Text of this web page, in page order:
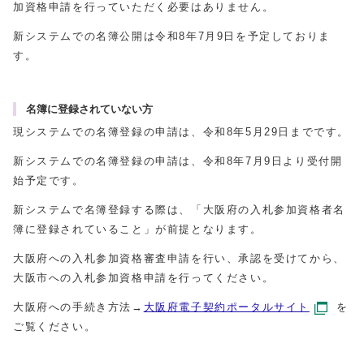
加資格申請を行っていただく必要はありません。
新システムでの名簿公開は令和8年7月9日を予定しておりま
す。
名簿に登録されていない方
現システムでの名簿登録の申請は、令和8年5月29日までです。
新システムでの名簿登録の申請は、令和8年7月9日より受付開
始予定です。
新システムで名簿登録する際は、「大阪府の入札参加資格者名
簿に登録されていること」が前提となります。
大阪府への入札参加資格審査申請を行い、承認を受けてから、
大阪市への入札参加資格申請を行ってください。
大阪府への手続き方法→ 大阪府電子契約ポータルサイト
を
ご覧ください。